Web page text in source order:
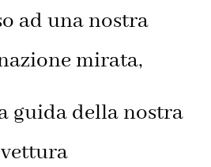
ad una nostra
mirata,
guida della nostra
vettura